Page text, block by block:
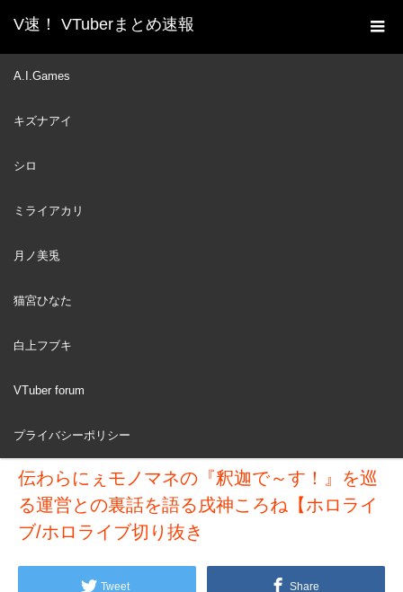
V速！ VTuberまとめ速報
A.I.Games
キズナアイ
シロ
ミライアカリ
月ノ美兎
猫宮ひなた
白上フブキ
VTuber forum
プライバシーポリシー
ホーム
新着動画一覧
ブ/ホロライブ切り抜き
JAN
伝わらにぇモノマネの『釈迦で～す！』を巡
る運営との裏話を語る戌神ころね【ホロライ
ブ/ホロライブ切り抜き
Tweet Share